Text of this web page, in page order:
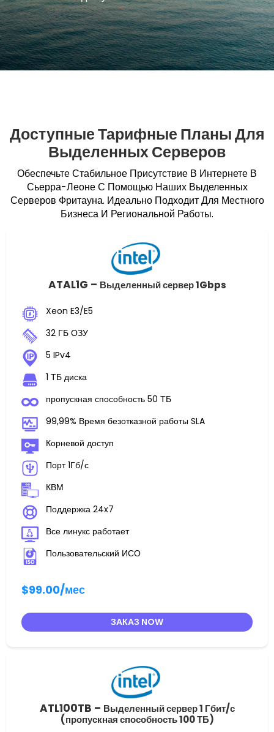
Доступные Тарифные Планы Для
Выделенных Серверов
Обеспечьте Стабильное Присутствие В Интернете В
Сьерра-Леоне С Помощью Наших Выделенных
Серверов Фритауна. Идеально Подходит Для Местного
Бизнеса И Региональной Работы.
ATAL1G – Выделенный сервер 1Gbps
Xeon E3/E5
32 ГБ ОЗУ
5 IPv4
1 ТБ диска
пропускная способность 50 ТБ
99,99% Время безотказной работы SLA
Корневой доступ
Порт 1Гб/с
КВМ
Поддержка 24x7
Все линукс работает
Пользовательский ИСО
$99.00/мес
ЗАКАЗ NOW
ATL100TB – Выделенный сервер 1 Гбит/с
(пропускная способность 100 ТБ)